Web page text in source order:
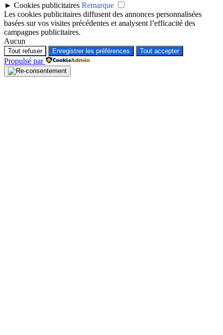
► Cookies publicitaires Remarque
Les cookies publicitaires diffusent des annonces personnalisées
basées sur vos visites précédentes et analysent l’efficacité des
campagnes publicitaires.
Aucun
Tout refuser Enregistrer les préférences Tout accepter
Propulsé par